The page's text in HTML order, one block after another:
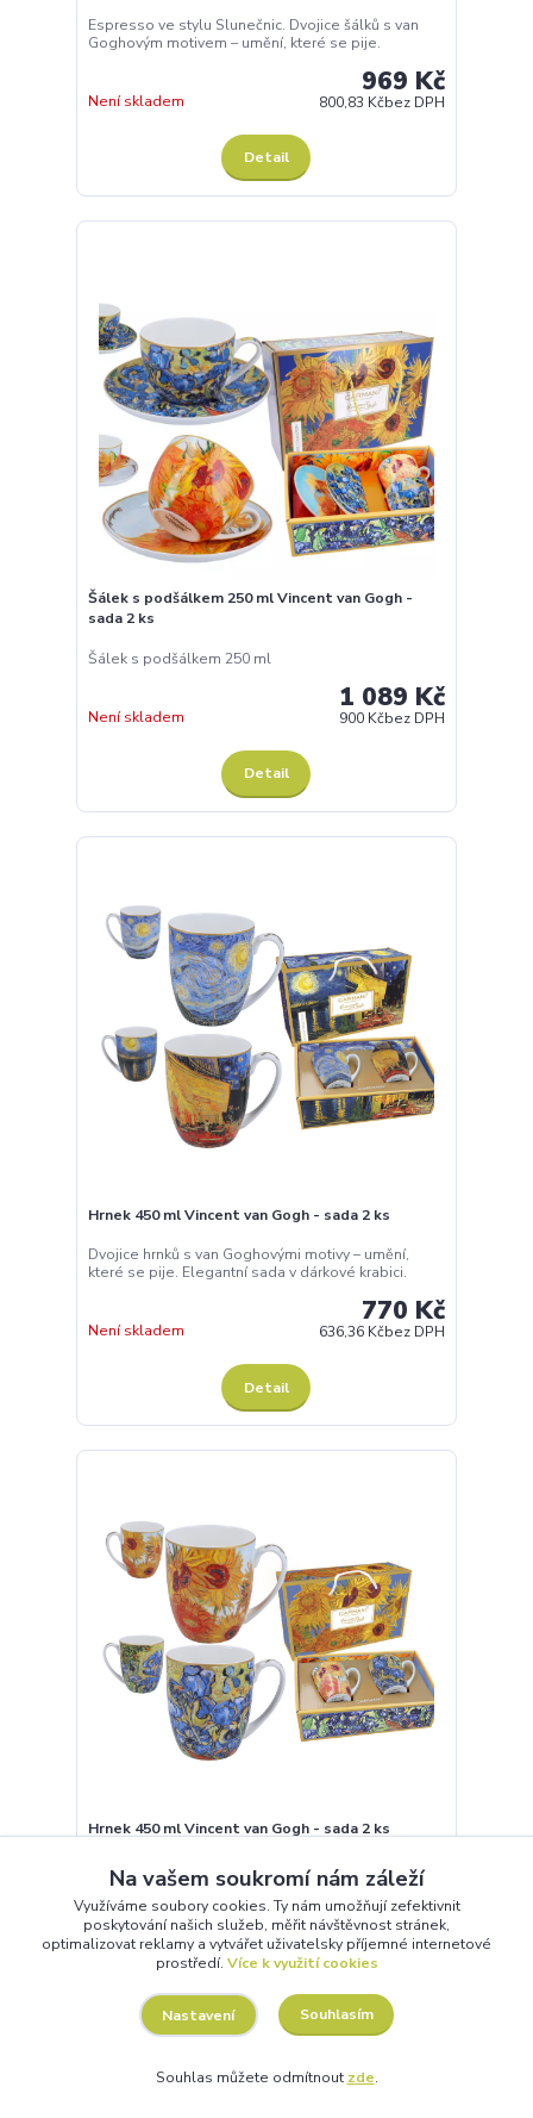
Espresso ve stylu Slunečnic. Dvojice šálků s van
Goghovým motivem – umění, které se pije.
969 Kč
800,83 Kčbez DPH
Není skladem
Detail
Šálek s podšálkem 250 ml Vincent van Gogh -
sada 2 ks
Šálek s podšálkem 250 ml
1 089 Kč
900 Kčbez DPH
Není skladem
Detail
Hrnek 450 ml Vincent van Gogh - sada 2 ks
Dvojice hrnků s van Goghovými motivy – umění,
které se pije. Elegantní sada v dárkové krabici.
770 Kč
636,36 Kčbez DPH
Není skladem
Detail
Hrnek 450 ml Vincent van Gogh - sada 2 ks
Dvojice hrnků s van Goghovými motivy – umění,
které se pije. Elegantní sada v dárkové krabici.
770 Kč
636,36 Kčbez DPH
Není skladem
Detail
Na vašem soukromí nám záleží
Využíváme soubory cookies. Ty nám umožňují zefektivnit
poskytování našich služeb, měřit návštěvnost stránek,
optimalizovat reklamy a vytvářet uživatelsky příjemné internetové
prostředí. Více k využití cookies
Nastavení Souhlasím
Souhlas můžete odmítnout zde.